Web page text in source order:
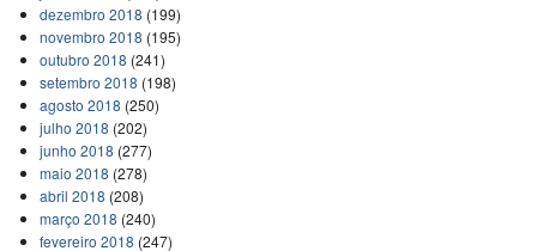
dezembro 2018 (199)
novembro 2018 (195)
outubro 2018 (241)
setembro 2018 (198)
agosto 2018 (250)
julho 2018 (202)
junho 2018 (277)
maio 2018 (278)
abril 2018 (208)
março 2018 (240)
fevereiro 2018 (247)